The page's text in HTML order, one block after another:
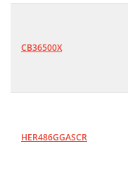
CB36500X
HER486GGASCR